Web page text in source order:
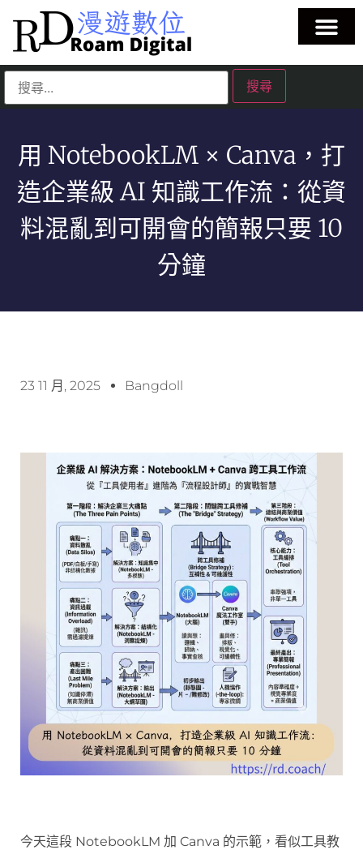
用 NotebookLM × Canva，打
造企業級 AI 知識工作流：從資
料混亂到可開會的簡報只要 10
分鐘
23 11 月, 2025 Bangdoll
今天這段 NotebookLM 加 Canva 的示範，看似工具教